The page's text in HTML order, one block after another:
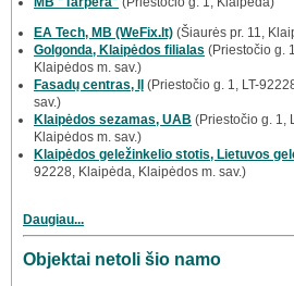
EA Tech, MB (WeFix.lt) (Šiaurės pr. 11,
Golgonda, Klaipėdos filialas (Priestočio g.
Klaipėdos m. sav.)
Fasadų centras, IĮ
(Priestočio g. 1, LT-
sav.)
Klaipėdos sezamas, UAB (Priestočio g. 1,
Klaipėdos m. sav.)
Klaipėdos geležinkelio stotis, Lietuvos
92228, Klaipėda, Klaipėdos m. sav.)
Daugiau...
Objektai netoli šio namo